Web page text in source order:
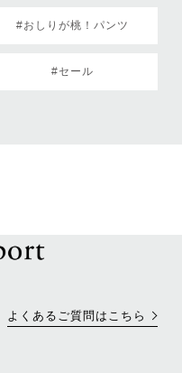
#おしりが桃！パンツ
#セール
よくあるご質問はこちら